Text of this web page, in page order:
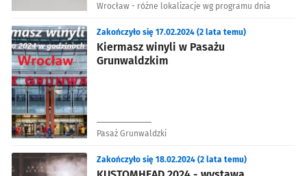
Wrocław - różne lokalizacje wg programu dnia
Kiermasz winyli w Pasażu
Grunwaldzkim
Zakończyło się 17.02.2024 (2 lata temu)
Pasaż Grunwaldzki
Zakończyło się 18.02.2024 (2 lata temu)